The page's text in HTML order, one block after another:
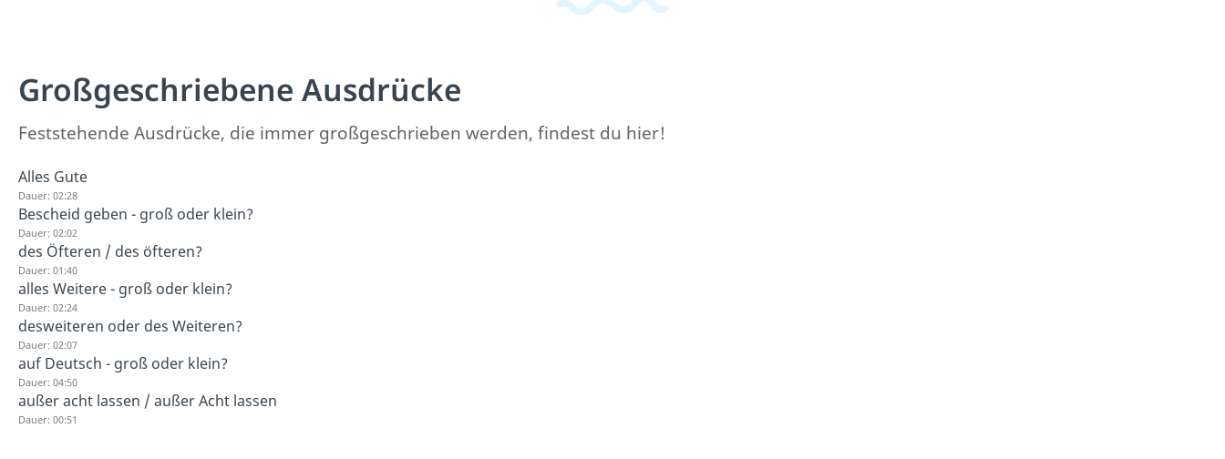
Großgeschriebene Ausdrücke
Feststehende Ausdrücke, die immer großgeschrieben werden, findest du hier!
Alles Gute
Dauer: 02:28
Bescheid geben - groß oder klein?
Dauer: 02:02
des Öfteren / des öfteren?
Dauer: 01:40
alles Weitere - groß oder klein?
Dauer: 02:24
desweiteren oder des Weiteren?
Dauer: 02:07
auf Deutsch - groß oder klein?
Dauer: 04:50
außer acht lassen / außer Acht lassen
Dauer: 00:51